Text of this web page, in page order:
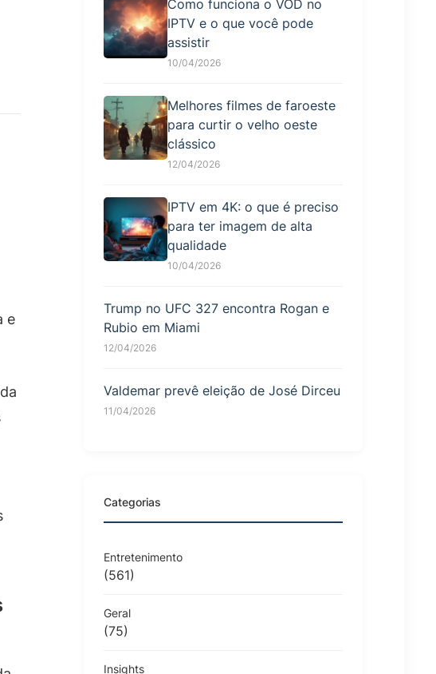
e
Como funciona o VOD no
IPTV e o que você pode
assistir
10/04/2026
Melhores filmes de faroeste
para curtir o velho oeste
clássico
12/04/2026
IPTV em 4K: o que é preciso
para ter imagem de alta
qualidade
10/04/2026
Trump no UFC 327 encontra Rogan e
Rubio em Miami
12/04/2026
Valdemar prevê eleição de José Dirceu
11/04/2026
Categorias
Entretenimento
(561)
Geral
(75)
Insights